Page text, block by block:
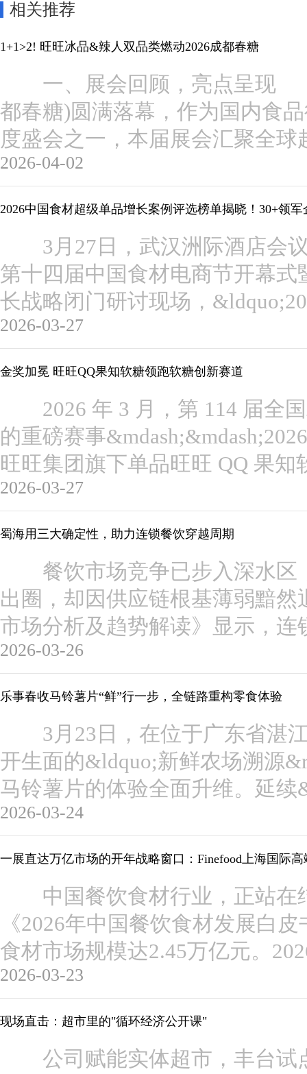
相关推荐
1+1>2! 旺旺冰品&辣人双品类燃动2026成都春糖
一、展会回顾，亮点呈现
都春糖)圆满落幕，作为国内食
度盛会之一，本届展会汇聚全球
2026-04-02
2026中国食材超级单品增长案例评选榜单揭晓！30+领
3月27日，武汉洲际酒店会议
第十四届中国食材电商节开幕
长战略闭门研讨现场，
2026-03-27
金奖加冕 旺旺QQ果知软糖领跑软糖创新赛道
2026 年 3 月，第 114 届全国
的重磅赛事
旺旺集团旗下单品旺旺 QQ 果
2026-03-27
蜀海用三大确定性，助力连锁餐饮穿越周期
餐饮市场竞争已步入深水区
出圈，却因供应链根基薄弱黯
市场分析及趋势解读》显示，
2026-03-26
乐事春收马铃薯片“鲜”行一步，全链路重构零食体验
3月23日，在位于广东省湛江
开生面的&ldquo;新鲜农场溯源
马铃薯片的体验全面升维。延
2026-03-24
一展直达万亿市场的开年战略窗口：Finefood上海国际
中国餐饮食材行业，正站在
《2026年中国餐饮食材发展白
食材市场规模达2.45万亿元。
2026-03-23
现场直击：超市里的"循环经济公开课"
公司赋能实体超市，丰台